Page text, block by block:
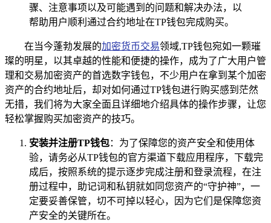
骤、注意事项以及可能遇到的问题和解决办法，以
帮助用户顺利通过合约地址在TP钱包完成购买。
在当今蓬勃发展的加密货币交易领域,TP钱包宛如一颗璀
璨的明星，以其卓越的性能和便捷的操作，成为了广大用户管
理和交易加密资产的首选数字钱包，不少用户在拿到某个加密
资产的合约地址后，却对如何通过TP钱包进行购买感到茫然
无措，我们将为大家全面且详细地介绍具体的操作步骤，让您
轻松掌握购买加密资产的技巧。
安装并注册TP钱包：为了保障您的资产安全和使用体
验，请务必从TP钱包的官方渠道下载应用程序，下载完
成后，按照系统的提示逐步完成注册和登录流程，在注
册过程中，助记词和私钥就如同您资产的“守护神”，一
定要妥善保管，切不可掉以轻心，因为它们是保障您资
产安全的关键所在。